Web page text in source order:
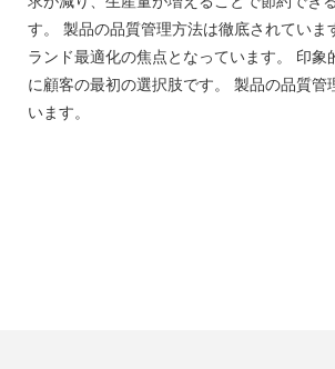
す。 製品の品質管理方法は徹底されていま
ランド最適化の焦点となっています。 印象
に顧客の最初の選択肢です。 製品の品質管
います。